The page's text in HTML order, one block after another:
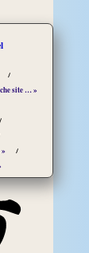
site … »